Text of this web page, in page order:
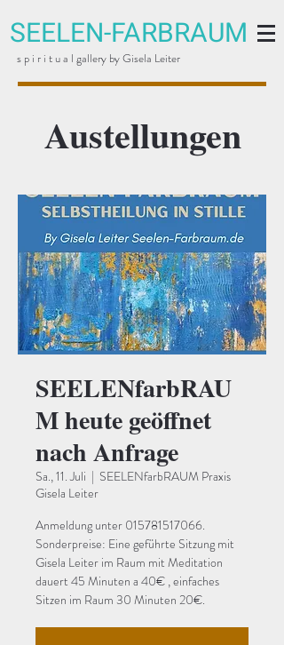
SEELEN-FARBRAUM
s p i r i t u a l gallery by Gisela Leiter
SEELENfarbRAU
M heute geöffnet
nach Anfrage
Sa., 11. Juli
  |
SEELENfarbRAUM Praxis
Gisela Leiter
Anmeldung unter 015781517066.
Sonderpreise: Eine geführte Sitzung mit
Gisela Leiter im Raum mit Meditation
dauert 45 Minuten a 40€ , einfaches
Sitzen im Raum 30 Minuten 20€.
Austellungen